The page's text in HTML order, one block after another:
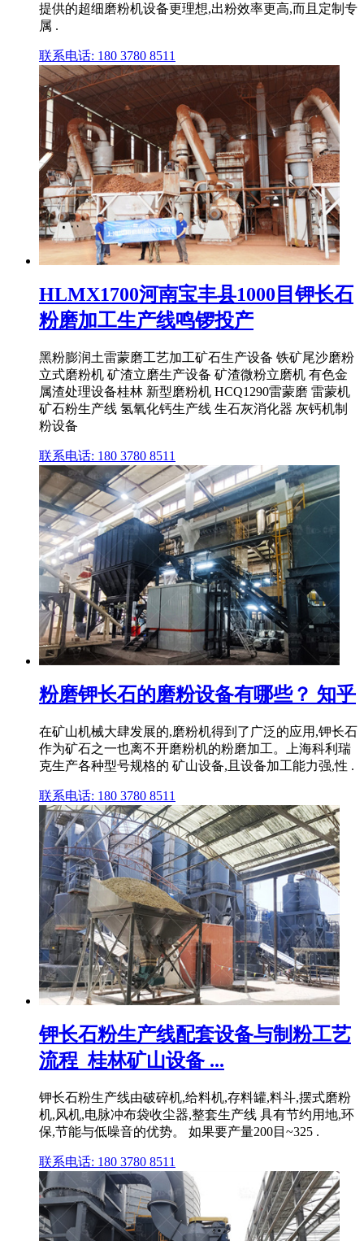
提供的超细磨粉机设备更理想,出粉效率更高,而且定制专
属 .
联系电话: 180 3780 8511
HLMX1700河南宝丰县1000目钾长石
粉磨加工生产线鸣锣投产
黑粉膨润土雷蒙磨工艺加工矿石生产设备 铁矿尾沙磨粉
立式磨粉机 矿渣立磨生产设备 矿渣微粉立磨机 有色金
属渣处理设备桂林 新型磨粉机 HCQ1290雷蒙磨 雷蒙机
矿石粉生产线 氢氧化钙生产线 生石灰消化器 灰钙机制
粉设备
联系电话: 180 3780 8511
粉磨钾长石的磨粉设备有哪些？ 知乎
在矿山机械大肆发展的,磨粉机得到了广泛的应用,钾长石
作为矿石之一也离不开磨粉机的粉磨加工。上海科利瑞
克生产各种型号规格的 矿山设备,且设备加工能力强,性 .
联系电话: 180 3780 8511
钾长石粉生产线配套设备与制粉工艺
流程_桂林矿山设备 ...
钾长石粉生产线由破碎机,给料机,存料罐,料斗,摆式磨粉
机,风机,电脉冲布袋收尘器,整套生产线 具有节约用地,环
保,节能与低噪音的优势。 如果要产量200目~325 .
联系电话: 180 3780 8511